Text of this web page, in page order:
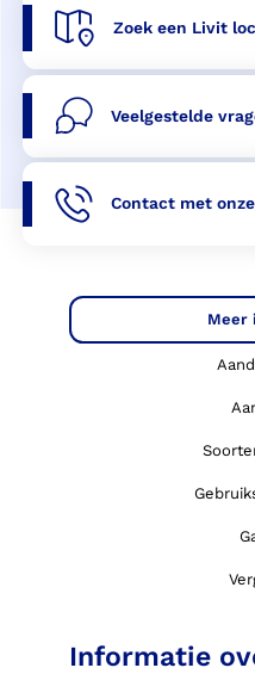
Zoek een Livit
Veelgestelde
Contact met
Meer
Informatie